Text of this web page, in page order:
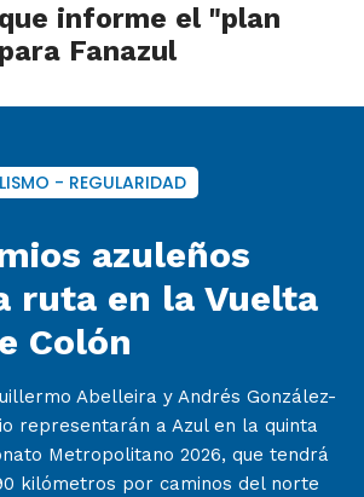
informe el "plan
Fanazul
- REGULARIDAD
azuleños
ruta en la Vuelta
Colón
Abelleira y Andrés González-
representarán a Azul en la quinta
Metropolitano 2026, que tendrá
kilómetros por caminos del norte